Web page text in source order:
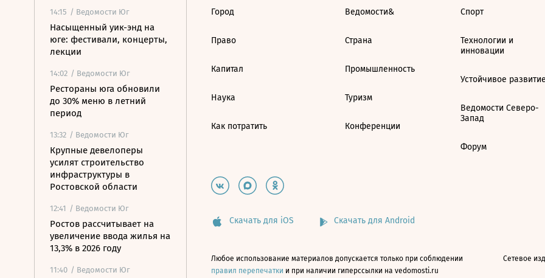
14:15 / Ведомости Юг
Насыщенный уик-энд на
юге: фестивали, концерты,
лекции
14:02 / Ведомости Юг
Рестораны юга обновили
до 30% меню в летний
период
13:32 / Ведомости Юг
Крупные девелоперы
усилят строительство
инфраструктуры в
Ростовской области
12:41 / Ведомости Юг
Ростов рассчитывает на
увеличение ввода жилья на
13,3% в 2026 году
11:40 / Ведомости Юг
Город
Право
Капитал
Наука
Как потратить
Ведомости&
Страна
Промышленность
Туризм
Конференции
Спорт
Технологии и
инновации
Устойчивое
Ведомости Северо-
Запад
Форум
Скачать для iOS Скачать для Android
Любое использование материалов допускается только при соблюдении
правил перепечатки и при наличии гиперссылки на vedomosti.ru
Сетевое